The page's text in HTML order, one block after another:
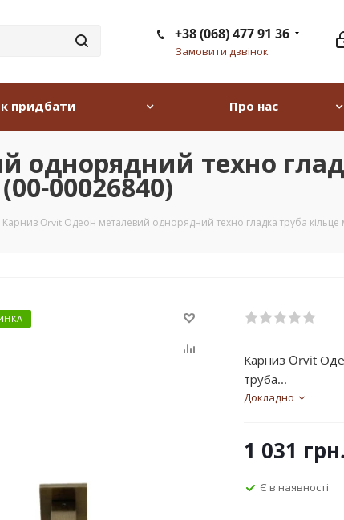
+38 (068) 477 91 36
Замовити дзвінок
придбати Про нас
техно
00026840)
Карниз Orvit Одеон металевий однорядний техно гладка труба
Карниз Orvit
труба...
Докладно
1 031 грн.
Є в наявності